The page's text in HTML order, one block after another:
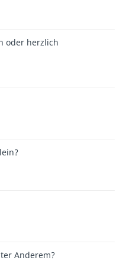
oder herzlich
Anderem?